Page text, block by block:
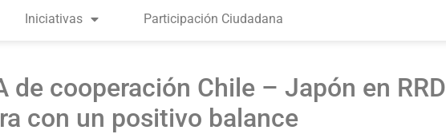
Iniciativas Participación Ciudadana
de cooperación Chile – Japón en RRD
con un positivo balance